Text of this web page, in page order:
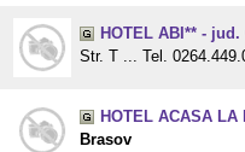
HOTEL ABI** - jud.
Str. T ... Tel.
HOTEL ACASA
Brasov